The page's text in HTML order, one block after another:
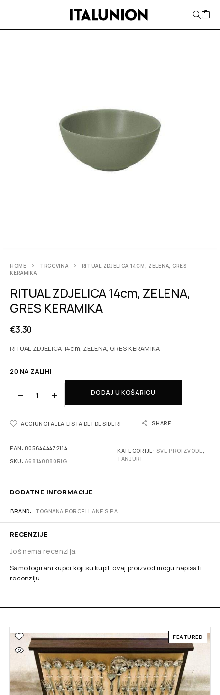
HOME TRGOVINA
RITUAL ZDJELICA 14CM, ZELENA, GRES
KERAMIKA
RITUAL ZDJELICA 14cm, ZELENA,
GRES KERAMIKA
€3.30
RITUAL ZDJELICA 14cm, ZELENA, GRES KERAMIKA
20 NA ZALIHI
DODAJ U KOŠARICU
AGGIUNGI ALLA LISTA DEI DESIDERI SHARE
EAN: 8056444432114
SKU:A68140880RIG
KATEGORIJE: SVE PROIZVODE,
TANJURI
DODATNE INFORMACIJE
BRAND TOGNANA PORCELLANE S.P.A.
RECENZIJE
Još nema recenzija.
Samo logirani kupci koji su kupili ovaj proizvod mogu napisati
recenziju.
FEATURED